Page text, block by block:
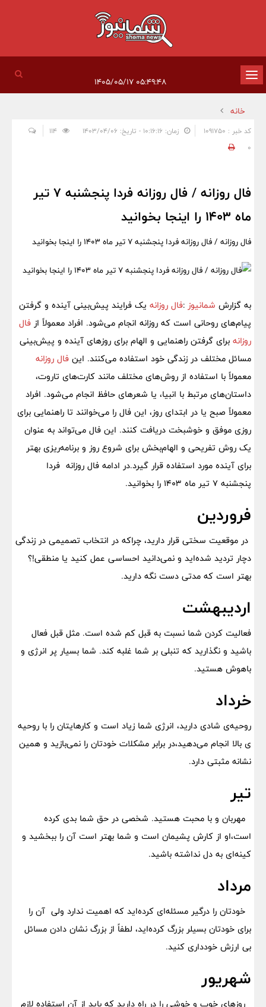
تغییر
وضعیت
ناوبری
خانه
کد خبر : 1091750 زمان: ۱۰:۱۶:۱۶ - تاریخ: ۱۴۰۳/۰۴/۰۶
0
فال روزانه / فال روزانه فردا پنجشنبه 7 تیر
ماه 1403 را اینجا بخوانید
فال روزانه / فال روزانه فردا پنجشنبه 7 تیر ماه 1403 را اینجا بخوانید
‌به گزارش شمانیوز :فال روزانه یک فرایند پیش‌بینی آینده و گرفتن
پیام‌های روحانی است که روزانه انجام می‌شود. افراد معمولاً از فال
روزانه برای گرفتن راهنمایی و الهام برای روزهای آینده و پیش‌بینی
مسائل مختلف در زندگی خود استفاده می‌کنند. این فال روزانه
معمولاً با استفاده از روش‌های مختلف مانند کارت‌های تاروت،
داستان‌های مرتبط با انبیا، یا شعرهای حافظ انجام می‌شود. افراد
معمولاً صبح یا در ابتدای روز، این فال را می‌خوانند تا راهنمایی برای
روزی موفق و خوشبخت دریافت کنند. این فال می‌تواند به عنوان
یک روش تفریحی و الهام‌بخش برای شروع روز و برنامه‌ریزی بهتر
برای آینده مورد استفاده قرار گیرد.در ادامه فال روزانه فردا
پنجشنبه 7 تیر ماه 1403 را بخوانید.
فروردین
در موقعیت سختی قرار دارید، چراکه در انتخاب تصمیمی در زندگی
دچار تردید شده‌اید و نمی‌دانید احساسی عمل کنید یا منطقی!؟
بهتر است که مدتی دست نگه دارید.
اردیبهشت
فعالیت کردن شما نسبت به قبل کم شده است. مثل قبل فعال
باشید و نگذارید که تنبلی بر شما غلبه کند. شما بسیار پر انرژی و
باهوش هستید.
خرداد
روحیه‌ی شادی دارید، انرژی شما زیاد است و کارهایتان را با روحیه
ی بالا انجام می‌دهید،در برابر مشکلات خودتان را نمی‌بازید و همین
نشانه مثبتی دارد.
تیر
مهربان و با محبت هستید. شخصی در حق شما بدی کرده
است،او از کارش پشیمان است و شما بهتر است آن را ببخشید و
کینه‌ای به دل نداشته باشید.
مرداد
خودتان را درگیر مسئله‌ای کرد‌ه‌اید که اهمیت ندارد ولی آن را
برای خودتان بسیلر بزرگ کرده‌اید، لطفاً از بزرگ نشان دادن مسائل
بی ارزش خودداری کنید.
شهریور
روزهای خوب و خوشی را در راه دارید که باید از آن استفاده لازم